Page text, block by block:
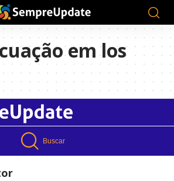
em los
Buscar